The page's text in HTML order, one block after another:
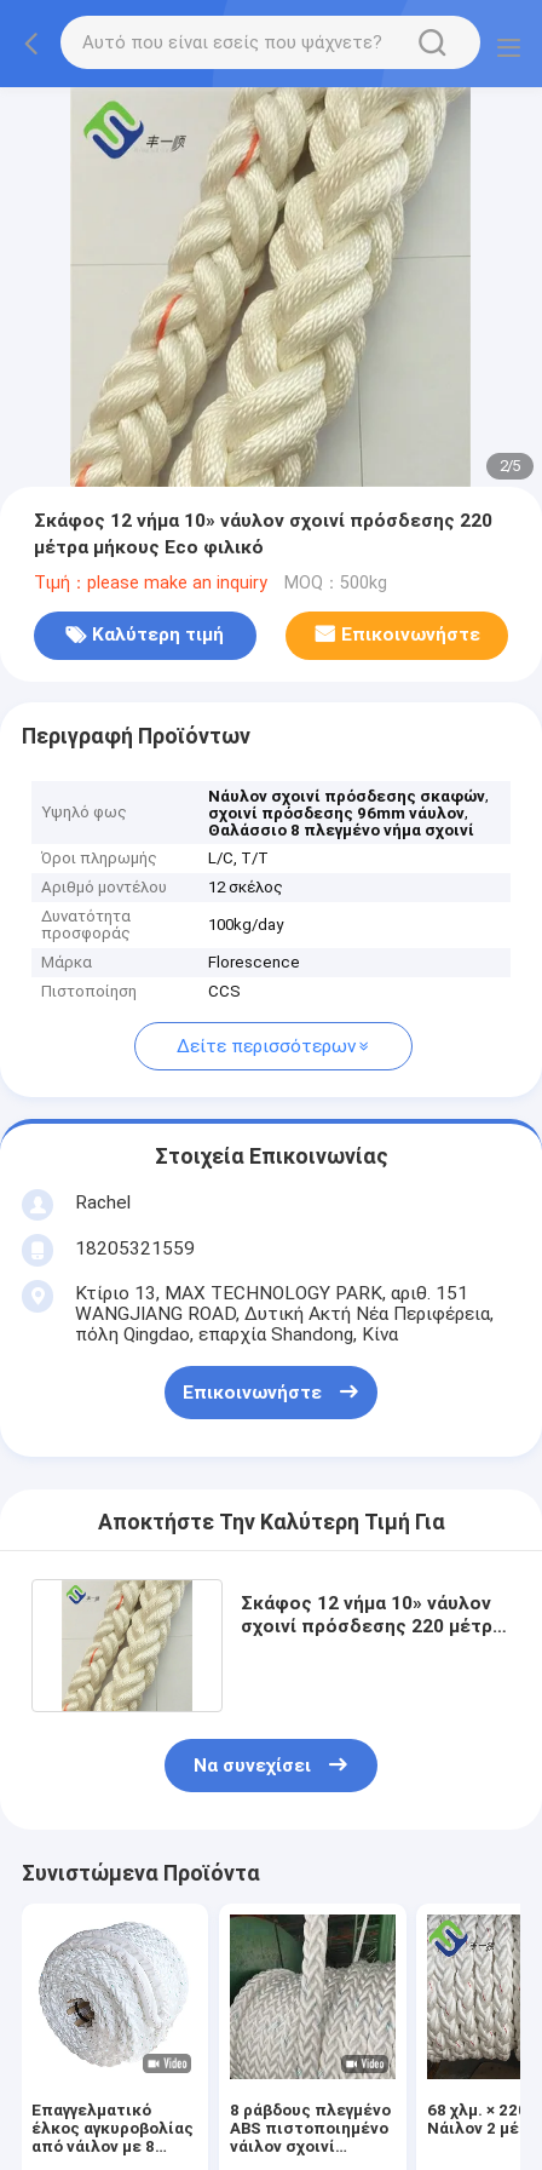
2/5
Σκάφος 12 νήμα 10» νάυλον σχοινί πρόσδεσης 220
μέτρα μήκους Eco φιλικό
Τιμή：please make an inquiry MOQ：500kg
Καλύτερη τιμή Επικοινωνήστε
Περιγραφή Προϊόντων
Υψηλό φως
Νάυλον σχοινί πρόσδεσης σκαφών,
σχοινί πρόσδεσης 96mm νάυλον,
Θαλάσσιο 8 πλεγμένο νήμα σχοινί
Όροι πληρωμής
L/C, T/T
Αριθμό μοντέλου
12 σκέλος
Δυνατότητα
προσφοράς
100kg/day
Μάρκα
Florescence
Πιστοποίηση
CCS
Δείτε περισσότερων
Στοιχεία Επικοινωνίας
Rachel
18205321559
Κτίριο 13, MAX TECHNOLOGY PARK, αριθ. 151
WANGJIANG ROAD, Δυτική Ακτή Νέα Περιφέρεια,
πόλη Qingdao, επαρχία Shandong, Κίνα
Επικοινωνήστε
Αποκτήστε Την Καλύτερη Τιμή Για
Σκάφος 12 νήμα 10» νάυλον
σχοινί πρόσδεσης 220 μέτρα
Να συνεχίσει
Συνιστώμενα Προϊόντα
Επαγγελματικό
έλκος αγκυροβολίας
από νάιλον με 8
8 ράβδους πλεγμένο
ABS πιστοποιημένο
νάιλον σχοινί
68 χλμ. × 220
Νάιλον 2